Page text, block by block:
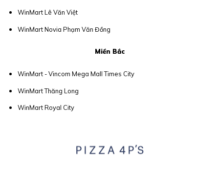
WinMart Lê Văn Việt
WinMart Novia Phạm Văn Đồng
Miền Bắc
WinMart - Vincom Mega Mall Times City
WinMart Thăng Long
WinMart Royal City